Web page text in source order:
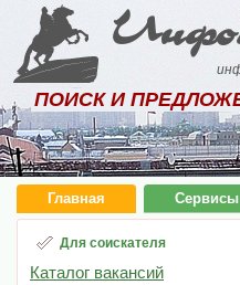
ПОИСК И
Главная Сервисы
Для соискателя
Каталог вакансий